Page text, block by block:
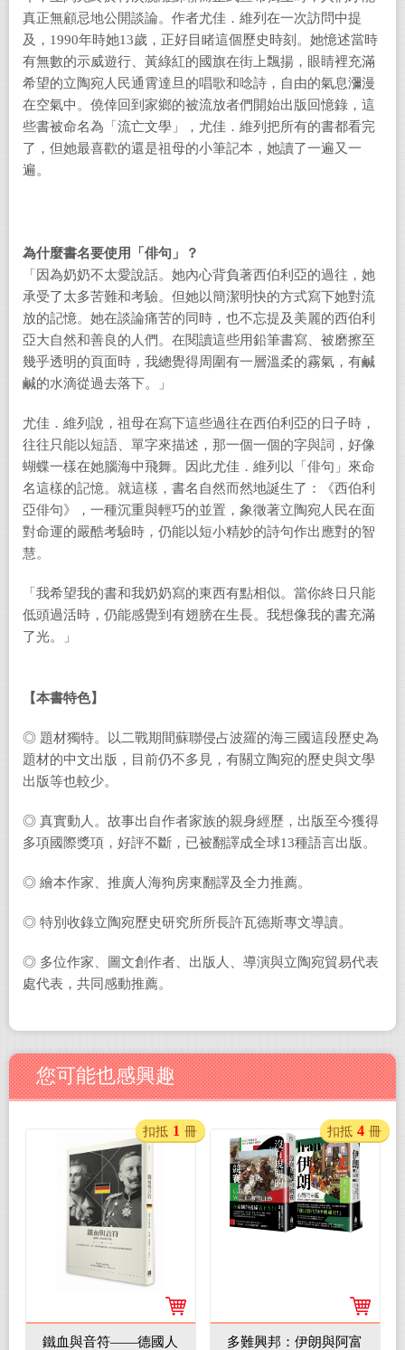
真正無顧忌地公開談論。作者尤佳．維列在一次訪問中提
及，1990年時她13歲，正好目睹這個歷史時刻。她憶述當時
有無數的示威遊行、黃綠紅的國旗在街上飄揚，眼睛裡充滿
希望的立陶宛人民通霄達旦的唱歌和唸詩，自由的氣息瀰漫
在空氣中。僥倖回到家鄉的被流放者們開始出版回憶錄，這
些書被命名為「流亡文學」，尤佳．維列把所有的書都看完
了，但她最喜歡的還是祖母的小筆記本，她讀了一遍又一
遍。
為什麼書名要使用「俳句」？
「因為奶奶不太愛說話。她內心背負著西伯利亞的過往，她
承受了太多苦難和考驗。但她以簡潔明快的方式寫下她對流
放的記憶。她在談論痛苦的同時，也不忘提及美麗的西伯利
亞大自然和善良的人們。在閱讀這些用鉛筆書寫、被磨擦至
幾乎透明的頁面時，我總覺得周圍有一層溫柔的霧氣，有鹹
鹹的水滴從過去落下。」
尤佳．維列說，祖母在寫下這些過往在西伯利亞的日子時，
往往只能以短語、單字來描述，那一個一個的字與詞，好像
蝴蝶一樣在她腦海中飛舞。因此尤佳．維列以「俳句」來命
名這樣的記憶。就這樣，書名自然而然地誕生了：《西伯利
亞俳句》，一種沉重與輕巧的並置，象徵著立陶宛人民在面
對命運的嚴酷考驗時，仍能以短小精妙的詩句作出應對的智
慧。
「我希望我的書和我奶奶寫的東西有點相似。當你終日只能
低頭過活時，仍能感覺到有翅膀在生長。我想像我的書充滿
了光。」
【本書特色】
◎ 題材獨特。以二戰期間蘇聯侵占波羅的海三國這段歷史為
題材的中文出版，目前仍不多見，有關立陶宛的歷史與文學
出版等也較少。
◎ 真實動人。故事出自作者家族的親身經歷，出版至今獲得
多項國際獎項，好評不斷，已被翻譯成全球13種語言出版。
◎ 繪本作家、推廣人海狗房東翻譯及全力推薦。
◎ 特別收錄立陶宛歷史研究所所長許瓦德斯專文導讀。
◎ 多位作家、圖文創作者、出版人、導演與立陶宛貿易代表
處代表，共同感動推薦。
您可能也感興趣
鐵血與音符——德國人
扣抵 1 冊
多難興邦：伊朗與阿富
扣抵 4 冊